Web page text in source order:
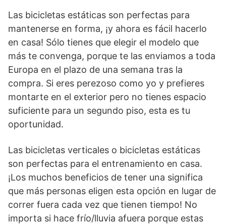
Las bicicletas estáticas son perfectas para
mantenerse en forma, ¡y ahora es fácil hacerlo
en casa! Sólo tienes que elegir el modelo que
más te convenga, porque te las enviamos a toda
Europa en el plazo de una semana tras la
compra. Si eres perezoso como yo y prefieres
montarte en el exterior pero no tienes espacio
suficiente para un segundo piso, esta es tu
oportunidad.
Las bicicletas verticales o bicicletas estáticas
son perfectas para el entrenamiento en casa.
¡Los muchos beneficios de tener una significa
que más personas eligen esta opción en lugar de
correr fuera cada vez que tienen tiempo! No
importa si hace frío/lluvia afuera porque estas